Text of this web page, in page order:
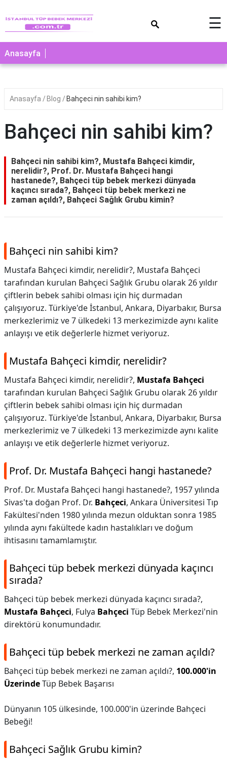
☰
Anasayfa
Anasayfa Blog Bahçeci nin sahibi kim?
Bahçeci nin sahibi kim?
Bahçeci nin sahibi kim?, Mustafa Bahçeci kimdir,
nerelidir?, Prof. Dr. Mustafa Bahçeci hangi
hastanede?, Bahçeci tüp bebek merkezi dünyada
kaçıncı sırada?, Bahçeci tüp bebek merkezi ne
zaman açıldı?, Bahçeci Sağlık Grubu kimin?
Bahçeci nin sahibi kim?
Mustafa Bahçeci kimdir, nerelidir?, Mustafa Bahçeci
tarafından kurulan Bahçeci Sağlık Grubu olarak 26 yıldır
çiftlerin bebek sahibi olması için hiç durmadan
çalışıyoruz. Türkiye'de İstanbul, Ankara, Diyarbakır, Bursa
merkezlerimiz ve 7 ülkedeki 13 merkezimizde aynı kalite
anlayışı ve etik değerlerle hizmet veriyoruz.
Mustafa Bahçeci kimdir, nerelidir?
Mustafa Bahçeci kimdir, nerelidir?, Mustafa Bahçeci
tarafından kurulan Bahçeci Sağlık Grubu olarak 26 yıldır
çiftlerin bebek sahibi olması için hiç durmadan
çalışıyoruz. Türkiye'de İstanbul, Ankara, Diyarbakır, Bursa
merkezlerimiz ve 7 ülkedeki 13 merkezimizde aynı kalite
anlayışı ve etik değerlerle hizmet veriyoruz.
Prof. Dr. Mustafa Bahçeci hangi hastanede?
Prof. Dr. Mustafa Bahçeci hangi hastanede?, 1957 yılında
Sivas'ta doğan Prof. Dr. Bahçeci, Ankara Üniversitesi Tıp
Fakültesi'nden 1980 yılında mezun olduktan sonra 1985
yılında aynı fakültede kadın hastalıkları ve doğum
ihtisasını tamamlamıştır.
Bahçeci tüp bebek merkezi dünyada kaçıncı
sırada?
Bahçeci tüp bebek merkezi dünyada kaçıncı sırada?,
Mustafa Bahçeci, Fulya Bahçeci Tüp Bebek Merkezi'nin
direktörü konumundadır.
Bahçeci tüp bebek merkezi ne zaman açıldı?
Bahçeci tüp bebek merkezi ne zaman açıldı?, 100.000'in
ÜzerindeTüp Bebek Başarısı
Dünyanın 105 ülkesinde, 100.000'in üzerinde Bahçeci
Bebeği!
Bahçeci Sağlık Grubu kimin?